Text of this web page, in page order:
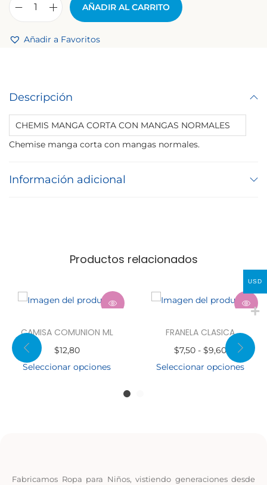
AÑADIR AL CARRITO
Añadir a Favoritos
Descripción
CHEMIS MANGA CORTA CON MANGAS NORMALES
Chemise manga corta con mangas normales.
Información adicional
Productos relacionados
CAMISA COMUNION ML
$12,80
Seleccionar opciones
FRANELA CLASICA
$7,50 - $9,60
Seleccionar opciones
Fabricamos Ropa para Niños, vistiendo generaciones desde
USD